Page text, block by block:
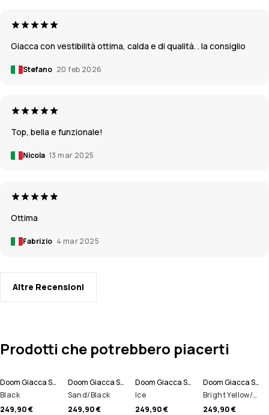
Giacca con vestibilità ottima, calda e di qualità. . la consiglio
Stefano 20 feb 2026
Top, bella e funzionale!
Nicola 13 mar 2025
Ottima
Fabrizio 4 mar 2025
Altre Recensioni
Prodotti che potrebbero piacerti
Doom Giacca Snowboard Uomo
Black
249,90 €
Doom Giacca Snowboard Uomo
Sand/Black
249,90 €
Doom Giacca Snowboard Uomo
Ice
249,90 €
Doom Giacca Snowboard Uomo
Bright Yellow/Black/Light Pearl
249,90 €